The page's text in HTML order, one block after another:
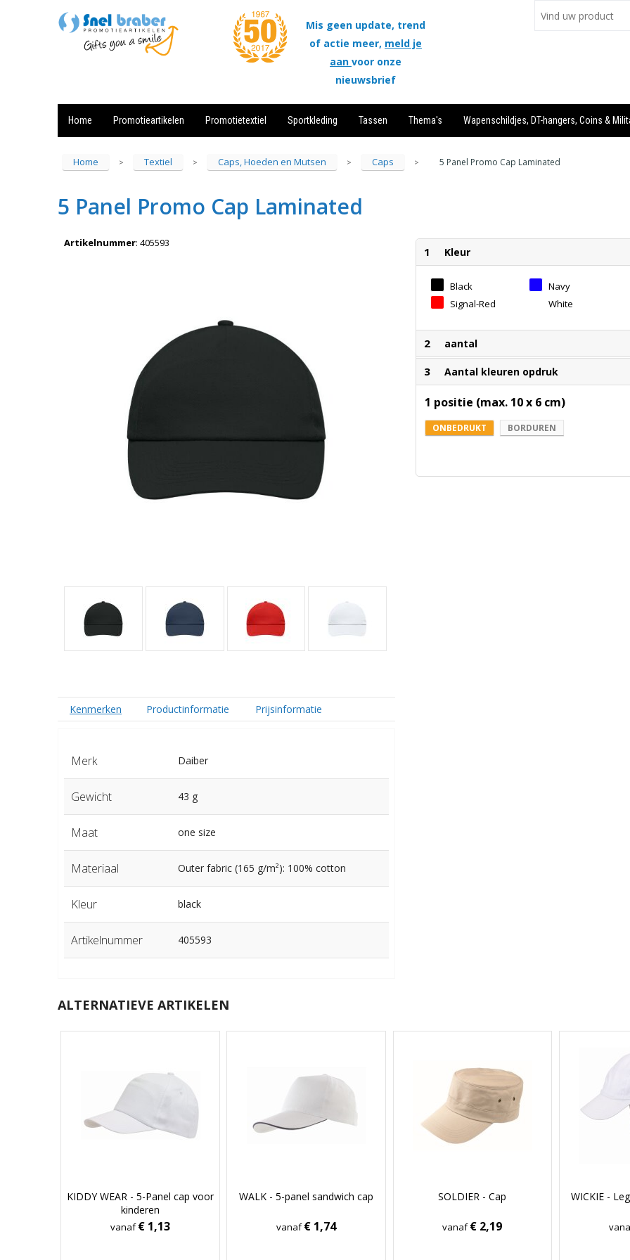
Mis geen update, trend
of actie meer, meld je
aan voor onze
nieuwsbrief
Home Promotieartikelen Promotietextiel Sportkleding Tassen Thema's Wapenschildjes, DT-hangers, Coins &
Home > Textiel > Caps, Hoeden en Mutsen > Caps > 5 Panel Promo Cap Laminated
5 Panel Promo Cap Laminated
Artikelnummer: 405593
1 Kleur
Black
Navy
Signal-Red
White
2 aantal
3 Aantal kleuren opdruk
1 positie (max. 10 x 6 cm)
ONBEDRUKT BORDUREN
Kenmerken Productinformatie Prijsinformatie
Merk Daiber
Gewicht 43 g
Maat one size
Materiaal Outer fabric (165 g/m²): 100% cotton
Kleur black
Artikelnummer 405593
ALTERNATIEVE ARTIKELEN
KIDDY WEAR - 5-Panel cap voor
kinderen
vanaf€ 1,13
WALK - 5-panel sandwich cap
vanaf€ 1,74
SOLDIER - Cap
vanaf€ 2,19
WICKIE -